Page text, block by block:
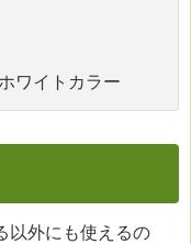
ワイトカラー
以外にも使えるの